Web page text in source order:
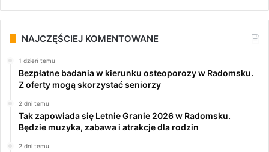
NAJCZĘŚCIEJ KOMENTOWANE
1 dzień temu
Bezpłatne badania w kierunku osteoporozy w Radomsku.
Z oferty mogą skorzystać seniorzy
2 dni temu
Tak zapowiada się Letnie Granie 2026 w Radomsku.
Będzie muzyka, zabawa i atrakcje dla rodzin
2 dni temu